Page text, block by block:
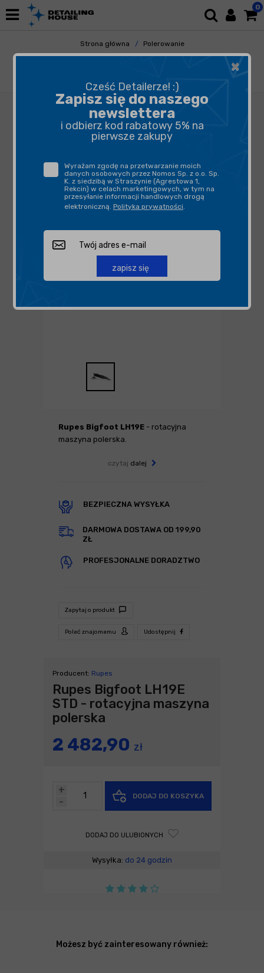
0
Strona główna
Polerowanie
Maszyny Polerskie
Maszyny Rotacyjne
Rupes Bigfoot LH19E - rotacyjna
maszyna polerska.
czytaj dalej
BEZPIECZNA WYSYŁKA
DARMOWA DOSTAWA OD 199,90
ZŁ
PROFESJONALNE DORADZTWO
Zapytaj o produkt
Poleć znajomemu Udostępnij
Producent: Rupes
Rupes Bigfoot LH19E
STD - rotacyjna maszyna
polerska
2 482,90 zł
-
+
DODAJ DO KOSZYKA
DODAJ DO ULUBIONYCH
Wysyłka: do 24 godzin
Możesz być zainteresowany również:
×
Cześć Detailerze! :)
Zapisz się do naszego
newslettera
i odbierz kod rabatowy 5% na
pierwsze zakupy
Wyrażam zgodę na przetwarzanie moich
danych osobowych przez Nomos Sp. z o.o. Sp.
K. z siedzibą w Straszynie (Agrestowa 1,
Rekcin) w celach marketingowych, w tym na
przesyłanie informacji handlowych drogą
elektroniczną. Polityka prywatności.
zapisz się